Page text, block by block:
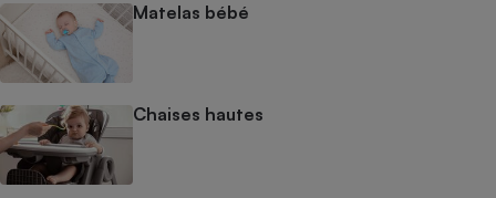
Matelas bébé
Chaises hautes